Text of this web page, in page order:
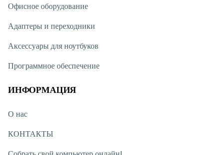
Офисное оборудование
Адаптеры и переходники
Аксессуары для ноутбуков
Программное обеспечение
ИНФОРМАЦИЯ
О нас
КОНТАКТЫ